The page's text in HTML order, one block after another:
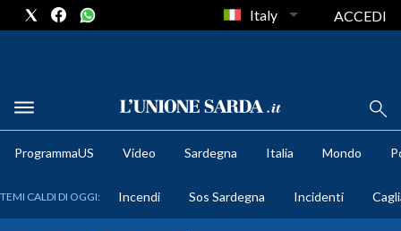
METEO
Italy ACCEDI
ProgrammaUS Video Sardegna Italia Mondo
TEMI CALDI DI OGGI: Incendi Sos Sardegna Incidenti